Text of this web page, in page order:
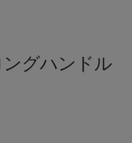
グハンドル